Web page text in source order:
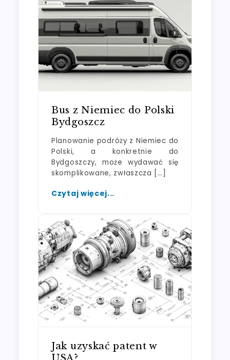
Bus z Niemiec do Polski
Bydgoszcz
Planowanie podróży z Niemiec do
Polski, a konkretnie do
Bydgoszczy, może wydawać się
skomplikowane, zwłaszcza […]
Czytaj więcej...
Jak uzyskać patent w
USA?